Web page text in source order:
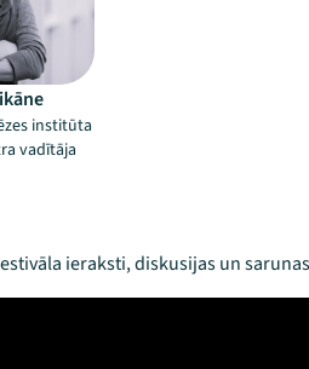
institūta
vadītāja
ieraksti, diskusijas un